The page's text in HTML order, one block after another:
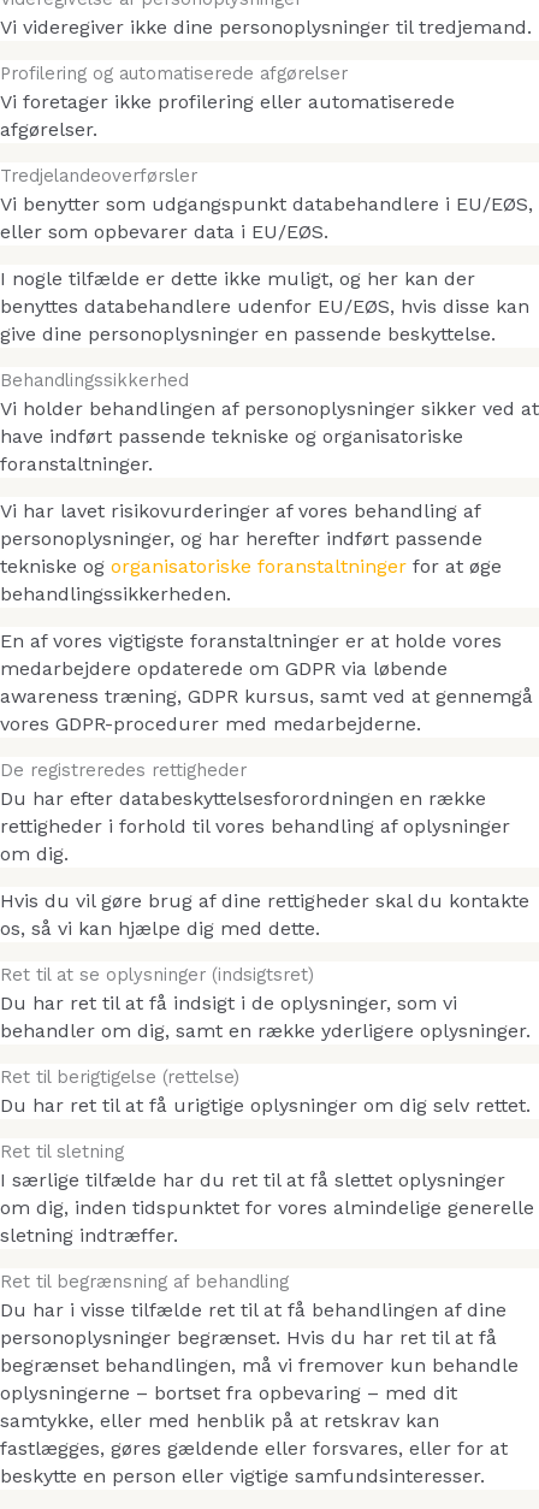
Vi videregiver ikke dine personoplysninger til tredjemand.
Profilering og automatiserede afgørelser
Vi foretager ikke profilering eller automatiserede
afgørelser.
Tredjelandeoverførsler
Vi benytter som udgangspunkt databehandlere i EU/EØS,
eller som opbevarer data i EU/EØS.
I nogle tilfælde er dette ikke muligt, og her kan der
benyttes databehandlere udenfor EU/EØS, hvis disse kan
give dine personoplysninger en passende beskyttelse.
Behandlingssikkerhed
Vi holder behandlingen af personoplysninger sikker ved at
have indført passende tekniske og organisatoriske
foranstaltninger.
Vi har lavet risikovurderinger af vores behandling af
personoplysninger, og har herefter indført passende
tekniske og organisatoriske foranstaltninger for at øge
behandlingssikkerheden.
En af vores vigtigste foranstaltninger er at holde vores
medarbejdere opdaterede om GDPR via løbende
awareness træning, GDPR kursus, samt ved at gennemgå
vores GDPR-procedurer med medarbejderne.
De registreredes rettigheder
Du har efter databeskyttelsesforordningen en række
rettigheder i forhold til vores behandling af oplysninger
om dig.
Hvis du vil gøre brug af dine rettigheder skal du kontakte
os, så vi kan hjælpe dig med dette.
Ret til at se oplysninger (indsigtsret)
Du har ret til at få indsigt i de oplysninger, som vi
behandler om dig, samt en række yderligere oplysninger.
Ret til berigtigelse (rettelse)
Du har ret til at få urigtige oplysninger om dig selv rettet.
Ret til sletning
I særlige tilfælde har du ret til at få slettet oplysninger
om dig, inden tidspunktet for vores almindelige generelle
sletning indtræffer.
Ret til begrænsning af behandling
Du har i visse tilfælde ret til at få behandlingen af dine
personoplysninger begrænset. Hvis du har ret til at få
begrænset behandlingen, må vi fremover kun behandle
oplysningerne – bortset fra opbevaring – med dit
samtykke, eller med henblik på at retskrav kan
fastlægges, gøres gældende eller forsvares, eller for at
beskytte en person eller vigtige samfundsinteresser.